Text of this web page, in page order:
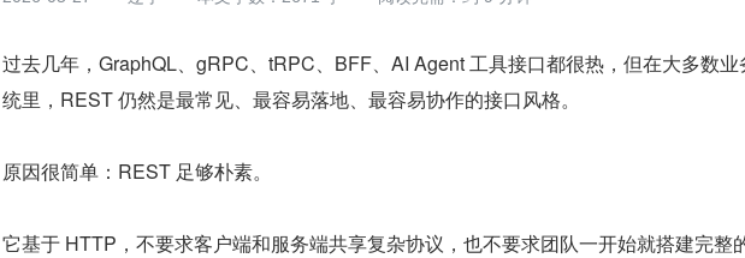
过去几年，GraphQL、gRPC、tRPC、BFF、AI Agent 工具接口都很热，但在大多数业
统里，REST 仍然是最常见、最容易落地、最容易协作的接口风格。
原因很简单：REST 足够朴素。
它基于 HTTP，不要求客户端和服务端共享复杂协议，也不要求团队一开始就搭建完整